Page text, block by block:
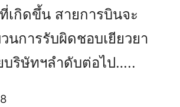
กิดขึ้น สายการบินจะ
นการรับผิดชอบเยียวยา
บริษัทฯลำดับต่อไป…..